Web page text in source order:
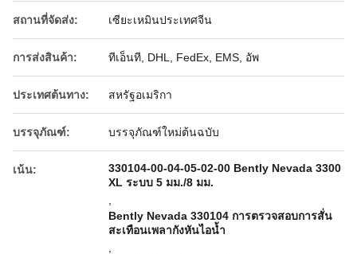
สถานที่จัดส่ง: เซียะเหมินประเทศจีน
การส่งสินค้า: ทีเอ็นที, DHL, FedEx, EMS, อัพ
ประเทศต้นทาง: สหรัฐอเมริกา
บรรจุภัณฑ์: บรรจุภัณฑ์ใหม่ต้นฉบับ
เน้น:
330104-00-04-05-02-00 Bently Nevada 3300
XL ระบบ 5 มม./8 มม.
Bently Nevada 330104 การตรวจสอบการสั่น
สะเทือนเพลากังหันไอน้ำ